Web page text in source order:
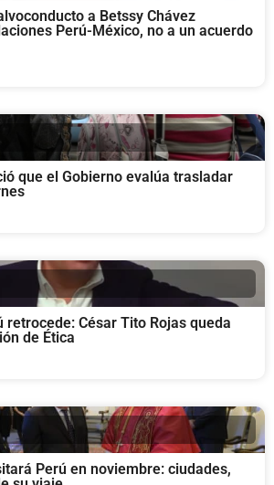
a Betssy Chávez
Perú-México, no a un acuerdo
que el Gobierno evalúa trasladar
retrocede: César Tito Rojas queda
de Ética
Perú en noviembre: ciudades,